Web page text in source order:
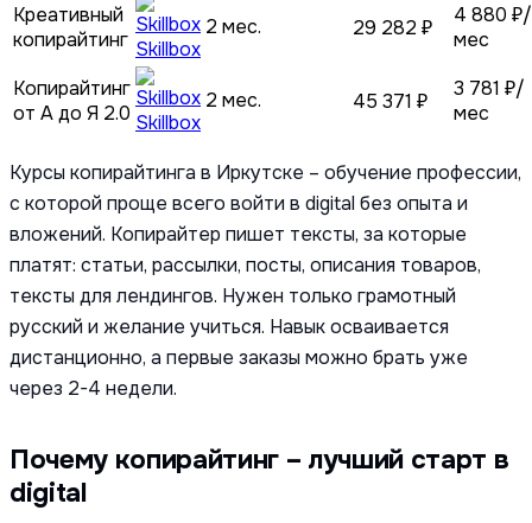
Креативный
копирайтинг Skillbox
2 мес. 29 282 ₽
4 880 ₽/
мес
Копирайтинг
от А до Я 2.0 Skillbox
2 мес. 45 371 ₽
3 781 ₽/
мес
Курсы копирайтинга в Иркутске – обучение профессии,
с которой проще всего войти в digital без опыта и
вложений. Копирайтер пишет тексты, за которые
платят: статьи, рассылки, посты, описания товаров,
тексты для лендингов. Нужен только грамотный
русский и желание учиться. Навык осваивается
дистанционно, а первые заказы можно брать уже
через 2-4 недели.
Почему копирайтинг – лучший старт в
digital